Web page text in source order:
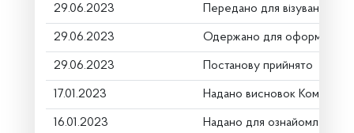
29.06.2023 Передано для візування в
29.06.2023 Одержано для оформлення
29.06.2023 Постанову прийнято
17.01.2023 Надано висновок Комітету
16.01.2023 Надано для ознайомлення